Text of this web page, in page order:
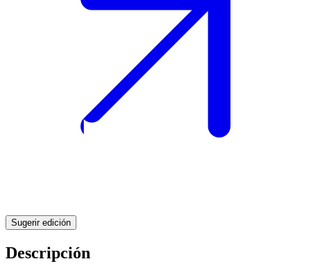
Sugerir edición
Descripción